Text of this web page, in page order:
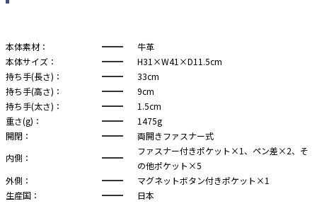
本体素材：
牛革
本体サイズ：
H31×W41×D11.5cm
持ち手(長さ)：
33cm
持ち手(高さ)：
9cm
持ち手(太さ)：
1.5cm
重さ(g)：
1475g
開閉：
両開きファスナー式
内側：
ファスナー付きポケット×1、ペン差×2、そ
の他ポケット×5
外側：
マグネットボタン付きポケット×1
生産国：
日本